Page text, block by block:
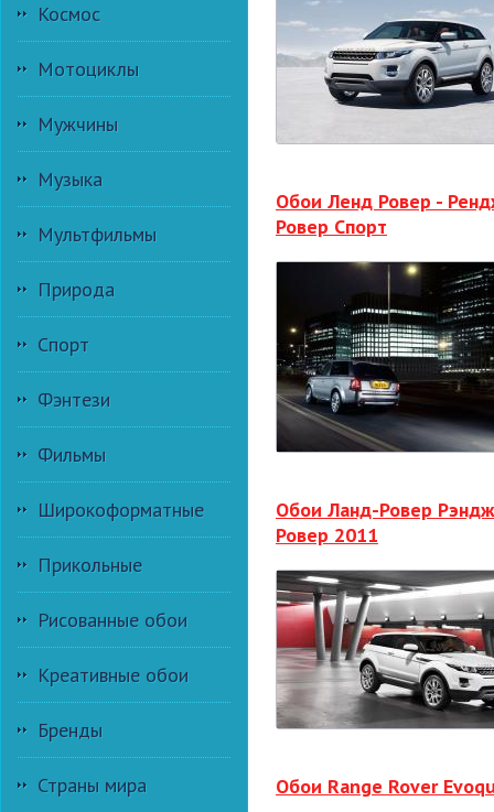
Космос
Мотоциклы
Мужчины
Музыка
Мультфильмы
Природа
Спорт
Фэнтези
Фильмы
Широкоформатные
Прикольные
Рисованные обои
Креативные обои
Бренды
Страны мира
Обои Ленд Ровер -
Ровер Спорт
Обои Ланд-Ровер Рэндж
Ровер 2011
Обои Range Rover